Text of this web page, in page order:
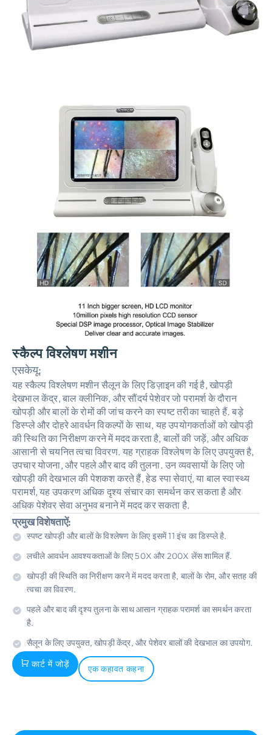
स्कैल्प विश्लेषण मशीन
एसकेयू:
यह स्कैल्प विश्लेषण मशीन सैलून के लिए डिज़ाइन की गई है, खोपड़ी
देखभाल केंद्र, बाल क्लीनिक, और सौंदर्य पेशेवर जो परामर्श के दौरान
खोपड़ी और बालों के रोमों की जांच करने का स्पष्ट तरीका चाहते हैं. बड़े
डिस्प्ले और दोहरे आवर्धन विकल्पों के साथ, यह उपयोगकर्ताओं को खोपड़ी
की स्थिति का निरीक्षण करने में मदद करता है, बालों की जड़ें, और अधिक
आसानी से चयनित त्वचा विवरण. यह ग्राहक विश्लेषण के लिए उपयुक्त है,
उपचार योजना, और पहले और बाद की तुलना. उन व्यवसायों के लिए जो
खोपड़ी की देखभाल की पेशकश करते हैं, हेड स्पा सेवाएं, या बाल स्वास्थ्य
परामर्श, यह उपकरण अधिक दृश्य संचार का समर्थन कर सकता है और
अधिक पेशेवर सेवा अनुभव बनाने में मदद कर सकता है.
प्रमुख विशेषताऐं:
स्पष्ट खोपड़ी और बालों के विश्लेषण के लिए इसमें 11 इंच का डिस्प्ले है.
लचीले आवर्धन आवश्यकताओं के लिए 50X और 200X लेंस शामिल हैं.
खोपड़ी की स्थिति का निरीक्षण करने में मदद करता है, बालों के रोम, और सतह की
त्वचा का विवरण.
पहले और बाद की दृश्य तुलना के साथ आसान ग्राहक परामर्श का समर्थन करता
है.
सैलून के लिए उपयुक्त, खोपड़ी केंद्र, और पेशेवर बालों की देखभाल का उपयोग.
कार्ट में जोड़ें
एक कहावत कहना